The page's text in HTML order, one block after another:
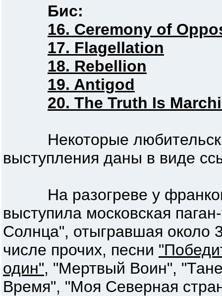
Бис:
16. Ceremony of
17. Flagellation
18. Rebellion
19. Antigod
20. The Truth Is
Некоторые
выступления даны в виде
На разогреве у
выступила московская
Солнца", отыгравшая около
числе прочих, песни
один", "Мертвый Воин",
Время", "Моя Северная